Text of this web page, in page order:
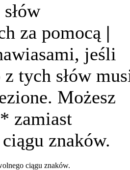
za pomocą |
jeśli
tych słów
Możesz
zamiast
znaków.
ciągu znaków.